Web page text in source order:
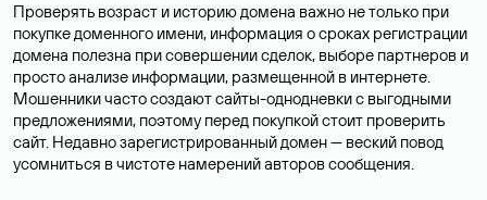
Проверять возраст и историю домена важно не только при
покупке доменного имени, информация о сроках регистрации
домена полезна при совершении сделок, выборе партнеров и
просто анализе информации, размещенной в интернете.
Мошенники часто создают сайты-однодневки с выгодными
предложениями, поэтому перед покупкой стоит проверить
сайт. Недавно зарегистрированный домен — веский повод
усомниться в чистоте намерений авторов сообщения.